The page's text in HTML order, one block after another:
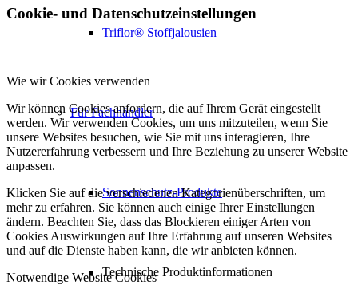
Triflor® Stoffjalousien
Für Fachhändler
Sonnenschutz-Produkte
Technische Produktinformationen
Cookie- und Datenschutzeinstellungen
Wie wir Cookies verwenden
Wir können Cookies anfordern, die auf Ihrem Gerät eingestellt
werden. Wir verwenden Cookies, um uns mitzuteilen, wenn Sie
unsere Websites besuchen, wie Sie mit uns interagieren, Ihre
Nutzererfahrung verbessern und Ihre Beziehung zu unserer Website
anpassen.
Klicken Sie auf die verschiedenen Kategorienüberschriften, um
mehr zu erfahren. Sie können auch einige Ihrer Einstellungen
ändern. Beachten Sie, dass das Blockieren einiger Arten von
Cookies Auswirkungen auf Ihre Erfahrung auf unseren Websites
und auf die Dienste haben kann, die wir anbieten können.
Notwendige Website Cookies